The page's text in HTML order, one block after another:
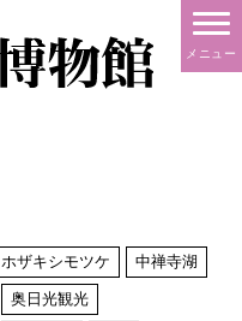
メニュー
ホザキシモツケ 中禅寺湖
奥日光観光